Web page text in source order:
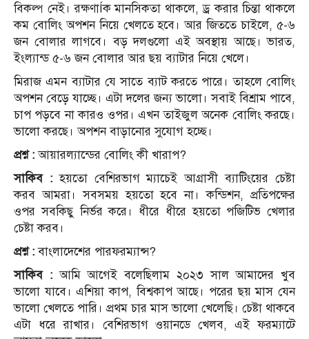
বিকল্প নেই। রক্ষণাÍক মানসিকতা থাকলে, ড্র করার চিন্তা থাকলে
কম বোলিং অপশন নিয়ে খেলতে হবে। আর জিততে চাইলে, ৫-৬
জন বোলার লাগবে। বড় দলগুলো এই অবস্থায় আছে। ভারত,
ইংল্যান্ড ৫-৬ জন বোলার আর ছয় ব্যাটার নিয়ে খেলে।
মিরাজ এমন ব্যাটার যে সাতে ব্যাট করতে পারে। তাহলে বোলিং
অপশন বেড়ে যাচ্ছে। এটা দলের জন্য ভালো। সবাই বিশ্রাম পাবে,
চাপ পড়বে না কারও ওপর। এখন তাইজুল অনেক বোলিং করছে।
ভালো করছে। অপশন বাড়ানোর সুযোগ হচ্ছে।
প্রশ্ন :আয়ারল্যান্ডের বোলিং কী খারাপ?
সাকিব :হয়তো বেশিরভাগ ম্যাচেই আগ্রাসী ব্যাটিংয়ের চেষ্টা
করব আমরা। সবসময় হয়তো হবে না। কন্ডিশন, প্রতিপক্ষের
ওপর সবকিছু নির্ভর করে। ধীরে ধীরে হয়তো পজিটিভ খেলার
চেষ্টা করব।
প্রশ্ন :বাংলাদেশের পারফরম্যান্স?
সাকিব :আমি আগেই বলেছিলাম ২০২৩ সাল আমাদের খুব
ভালো যাবে। এশিয়া কাপ, বিশ্বকাপ আছে। পরের ছয় মাস যেন
ভালো খেলতে পারি। প্রথম চার মাস ভালো খেলেছি। চেষ্টা থাকবে
এটা ধরে রাখার। বেশিরভাগ ওয়ানডে খেলব, এই ফরম্যাটে